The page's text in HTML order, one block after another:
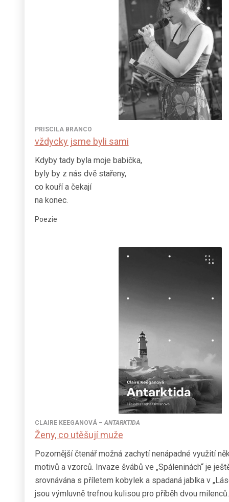
PRISCILA BRANCO
vždycky jsme byli sami
Kdyby tady byla moje babička,
byly by z nás dvě stařeny,
co kouří a čekají
na konec.
Poezie
CLAIRE KEEGANOVÁ– ANTARKTIDA
Ženy, co utěšují muže
Pozornější čtenář možná zachytí nenápadné využití
motivů a vzorců. Invaze švábů ve „Spáleninách“ je
srovnávána s příletem kobylek a spadaná jablka v
jsou výmluvně trefnou kulisou pro příběh dvou